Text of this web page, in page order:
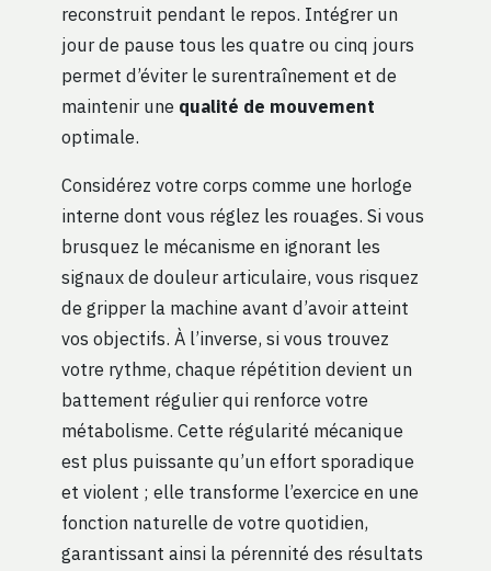
reconstruit pendant le repos. Intégrer un
jour de pause tous les quatre ou cinq jours
permet d’éviter le surentraînement et de
maintenir une qualité de mouvement
optimale.
Considérez votre corps comme une horloge
interne dont vous réglez les rouages. Si vous
brusquez le mécanisme en ignorant les
signaux de douleur articulaire, vous risquez
de gripper la machine avant d’avoir atteint
vos objectifs. À l’inverse, si vous trouvez
votre rythme, chaque répétition devient un
battement régulier qui renforce votre
métabolisme. Cette régularité mécanique
est plus puissante qu’un effort sporadique
et violent ; elle transforme l’exercice en une
fonction naturelle de votre quotidien,
garantissant ainsi la pérennité des résultats